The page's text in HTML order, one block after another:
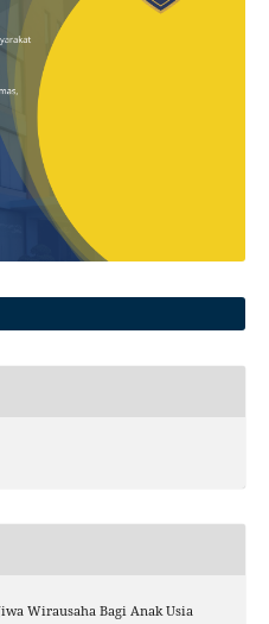
Wirausaha Bagi Anak Usia